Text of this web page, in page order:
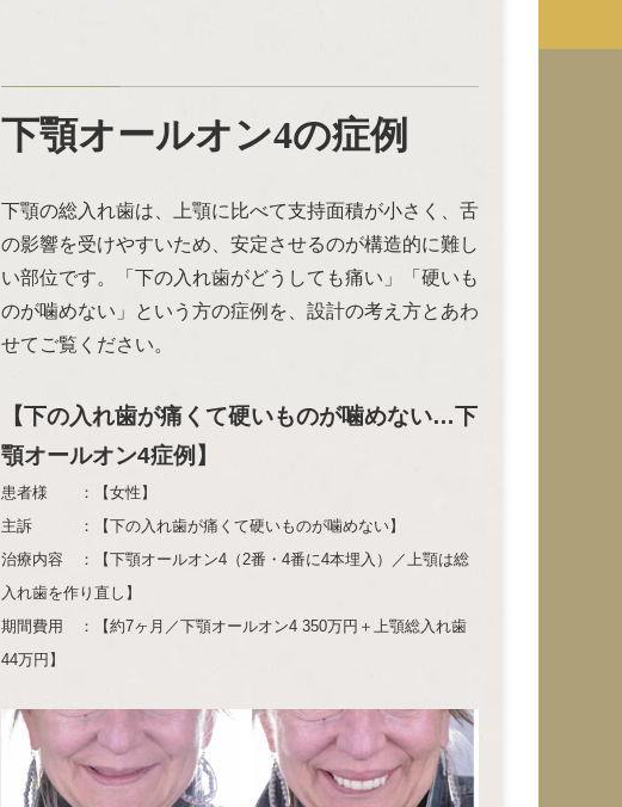
下顎オールオン4の症例
下顎の総入れ歯は、上顎に比べて支持面積が小さく、舌
の影響を受けやすいため、安定させるのが構造的に難し
い部位です。「下の入れ歯がどうしても痛い」「硬いも
のが噛めない」という方の症例を、設計の考え方とあわ
せてご覧ください。
【下の入れ歯が痛くて硬いものが噛めない…下
顎オールオン4症例】
患者様 ：【女性】
主訴 ：【下の入れ歯が痛くて硬いものが噛めない】
治療内容 ：【下顎オールオン4（2番・4番に4本埋入）／上顎は総
入れ歯を作り直し】
期間費用 ：【約7ヶ月／下顎オールオン4 350万円＋上顎総入れ歯
44万円】